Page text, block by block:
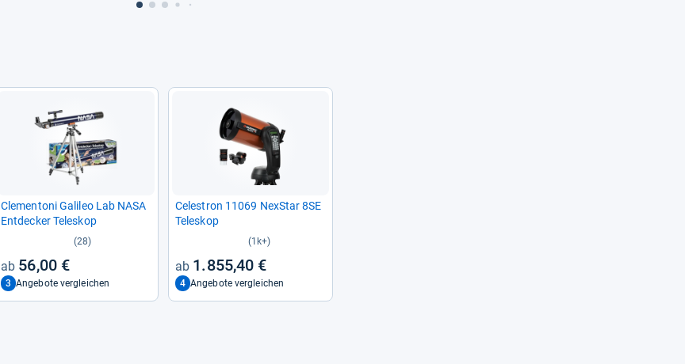
Cle­men­toni Gali­leo Lab NASA
Ent­de­cker Tele­skop
(28)
56,00 €
3 Angebote vergleichen
Cele­stron 11069 Nex­Star 8SE
Tele­skop
(1k+)
1.855,40 €
4 Angebote vergleichen